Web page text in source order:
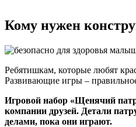
Кому нужен
Ребятишкам, которые любят
Развивающие игры –
Игровой набор «Щенячий
компании друзей. Детали
делами, пока они играют.